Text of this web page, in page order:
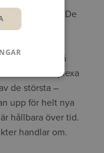
om framtiden. De
hållbara och
Därför är
uppdrag. På
mer komplexa
de största –
upp för helt nya
hållbara över tid.
handlar om.